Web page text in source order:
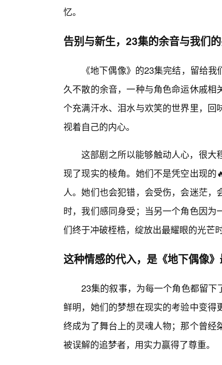
忆。
告别与新生，23集的余音与我们
《地下偶像》的23集完结，留给
久不散的余音，一种与角色命运休戚
个充满汗水、泪水与欢笑的世界里，
视着自己的内心。
这部剧之所以能够触动人心，很大
现了现实的棱角。她们不是凭空出现
人。她们也会犯错，会受伤，会迷茫
时，我们感同身受；当另一个角色因
们终于冲破桎梏，绽放出最耀眼的光芒
这种情感的代入，是《地下偶像
23集的叙事，为每一个角色都留
鲜明，她们的梦想在现实的考验中变
终成为了舞台上的灵魂人物；那个曾
被误解的追梦者，用实力赢得了尊重。